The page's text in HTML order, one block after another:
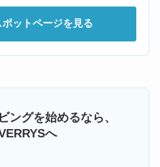
ットページを見る
ングを始めるなら、
へ